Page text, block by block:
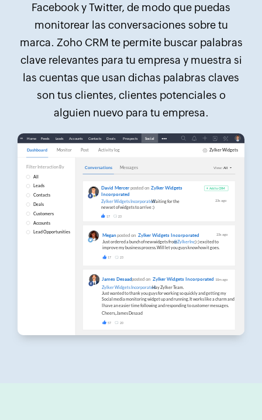
Facebook y Twitter, de modo que puedas
monitorear las conversaciones sobre tu
marca. Zoho CRM te permite buscar palabras
clave relevantes para tu empresa y muestra si
las cuentas que usan dichas palabras claves
son tus clientes, clientes potenciales o
alguien nuevo para tu empresa.